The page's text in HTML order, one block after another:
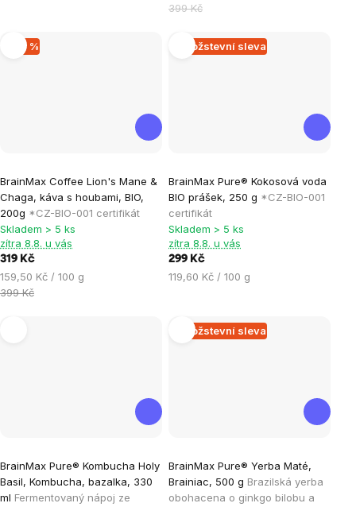
cena:
399 Kč
–20 %
BrainMax Coffee Lion's Mane &
Chaga, káva s houbami, BIO,
200g *CZ-BIO-001 certifikát
hodnocení
produktu
je
4,6
z
5
Skladem > 5 ks
zítra 8.8. u vás
319 Kč
Měrná
cena:
159,50 Kč / 100 g
399 Kč
Množstevní sleva
BrainMax Pure® Kokosová voda
BIO prášek, 250 g *CZ-BIO-001
certifikát
hodnocení
produktu
je
5,0
z
5
Skladem > 5 ks
zítra 8.8. u vás
299 Kč
Měrná
119,60 Kč / 100 g
BrainMax Pure® Kombucha Holy
Basil, Kombucha, bazalka, 330
ml Fermentovaný nápoj ze
hodnocení
produktu
Množstevní sleva
BrainMax Pure® Yerba Maté,
Brainiac, 500 g Brazilská yerba
obohacena o ginkgo bilobu a
hodnocení
produktu